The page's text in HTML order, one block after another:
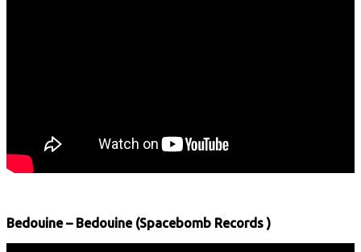
Bedouine – Bedouine (Spacebomb Records )